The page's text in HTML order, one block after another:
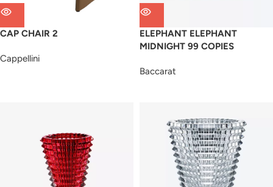
CAP CHAIR 2
Cappellini
ELEPHANT ELEPHANT
MIDNIGHT 99 COPIES
Baccarat